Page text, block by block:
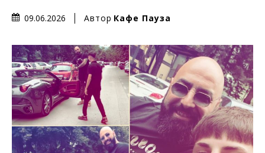
09.06.2026 Автор Кафе Пауза